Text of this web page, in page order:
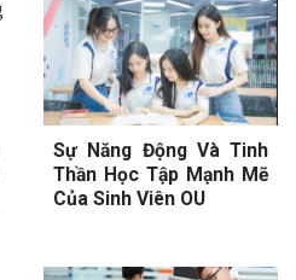
Sự Năng Động Và Tinh
Thần Học Tập Mạnh Mẽ
Của Sinh Viên OU